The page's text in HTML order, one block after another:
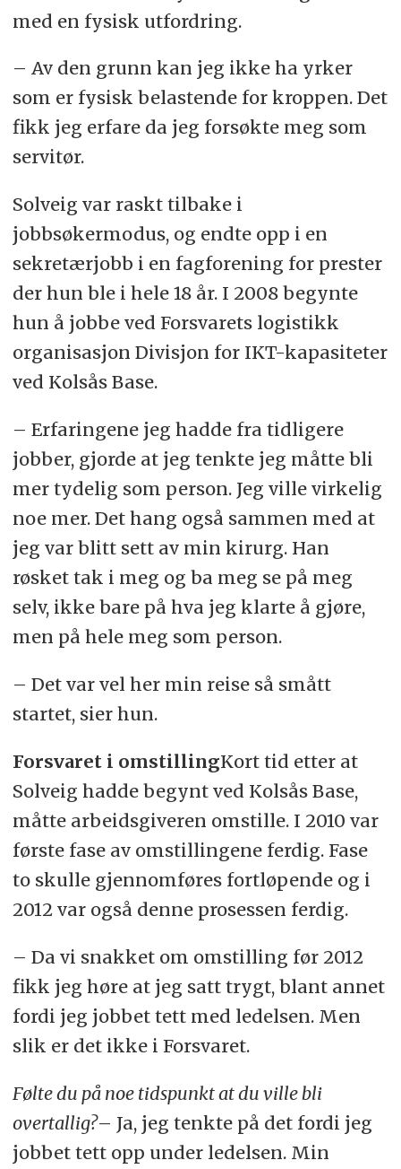
med en fysisk utfordring.
– Av den grunn kan jeg ikke ha yrker
som er fysisk belastende for kroppen. Det
fikk jeg erfare da jeg forsøkte meg som
servitør.
Solveig var raskt tilbake i
jobbsøkermodus, og endte opp i en
sekretærjobb i en fagforening for prester
der hun ble i hele 18 år. I 2008 begynte
hun å jobbe ved Forsvarets logistikk
organisasjon Divisjon for IKT-kapasiteter
ved Kolsås Base.
– Erfaringene jeg hadde fra tidligere
jobber, gjorde at jeg tenkte jeg måtte bli
mer tydelig som person. Jeg ville virkelig
noe mer. Det hang også sammen med at
jeg var blitt sett av min kirurg. Han
røsket tak i meg og ba meg se på meg
selv, ikke bare på hva jeg klarte å gjøre,
men på hele meg som person.
– Det var vel her min reise så smått
startet, sier hun.
Forsvaret i omstillingKort tid etter at
Solveig hadde begynt ved Kolsås Base,
måtte arbeidsgiveren omstille. I 2010 var
første fase av omstillingene ferdig. Fase
to skulle gjennomføres fortløpende og i
2012 var også denne prosessen ferdig.
– Da vi snakket om omstilling før 2012
fikk jeg høre at jeg satt trygt, blant annet
fordi jeg jobbet tett med ledelsen. Men
slik er det ikke i Forsvaret.
Følte du på noe tidspunkt at du ville bli
overtallig?– Ja, jeg tenkte på det fordi jeg
jobbet tett opp under ledelsen. Min